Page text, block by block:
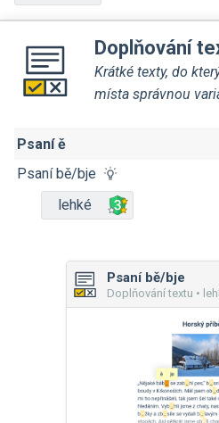
Doplňování
Krátké texty, do
místa správnou
Psaní ě
Psaní bě/bje
lehké
Psaní bě/bje
Doplňování textu •